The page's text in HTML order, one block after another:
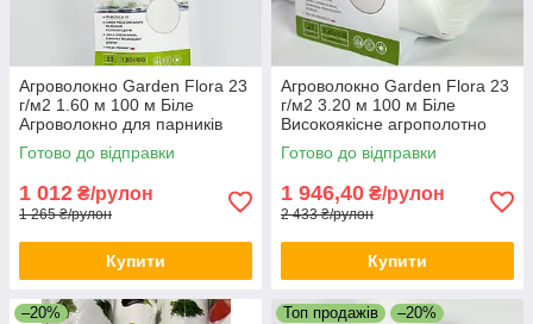
Агроволокно Garden Flora 23
г/м2 1.60 м 100 м Біле
Агроволокно для парників
Укривне агроволокно
Готово до відправки
1 012 ₴/рулон
1 265 ₴/рулон
Купити
Агроволокно Garden Flora 23
г/м2 3.20 м 100 м Біле
Високоякісне агрополотно
Агрополотно для городу
Готово до відправки
1 946,40 ₴/рулон
2 433 ₴/рулон
Купити
–20% Топ продажів –20%